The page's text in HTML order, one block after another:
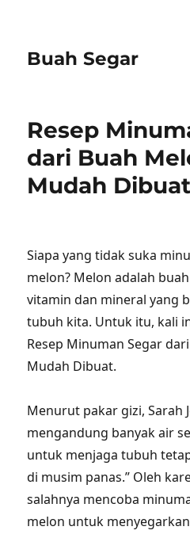
Buah Segar
Resep
dari Buah
Mudah Dibuat
Siapa yang tidak suka
melon? Melon adalah
vitamin dan mineral yang
tubuh kita. Untuk itu, kali
Resep Minuman Segar
Mudah Dibuat.
Menurut pakar gizi, Sarah
mengandung banyak air
untuk menjaga tubuh
di musim panas.” Oleh
salahnya mencoba
melon untuk